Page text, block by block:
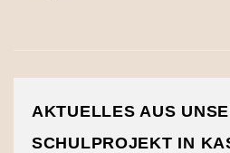
AKTUELLES AUS
SCHULPROJEKT IN